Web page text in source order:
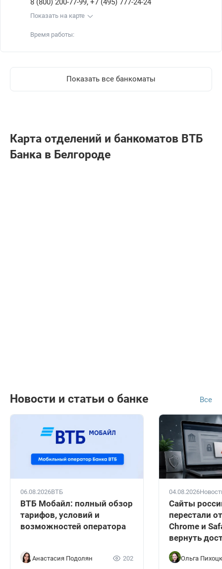
8 (800) 200-77-99 +7 (495) 777-24-24
Показать на карте
Время работы:
Показать все банкоматы
Карта отделений и банкоматов ВТБ
Банкa в Белгороде
Новости и статьи о банке Все
06.08.2026ВТБ
ВТБ Мобайл: полный обзор
тарифов, условий и
возможностей оператора
Анастасия Подолян 202
04.08.2026
Сайты
перестали
Chrome и
вернуть
Ольга